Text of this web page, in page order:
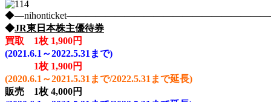
◆JR東日本株主優待券
買取 1枚 1,900円
(2021.6.1～2022.5.31まで)
1枚 1,900円
(2020.6.1～2021.5.31まで/2022.5.31まで延長)
販売 1枚 4,000円